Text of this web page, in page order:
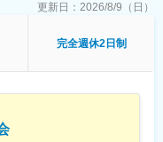
補助支援金を給付。
ーなど外部ステークホルダ
端分析機器などの新技術
価結果の整理
更新日： 2026/8/9（日）
完全週休2日制